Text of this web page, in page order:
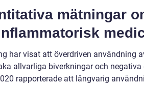
mätningar
har visat att överdriven användning
allvarliga biverkningar och
rapporterade att långvarig